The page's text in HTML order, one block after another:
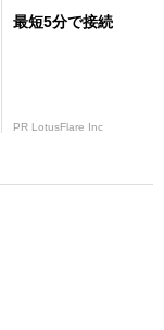
最短5分で接続
PR LotusFlare Inc